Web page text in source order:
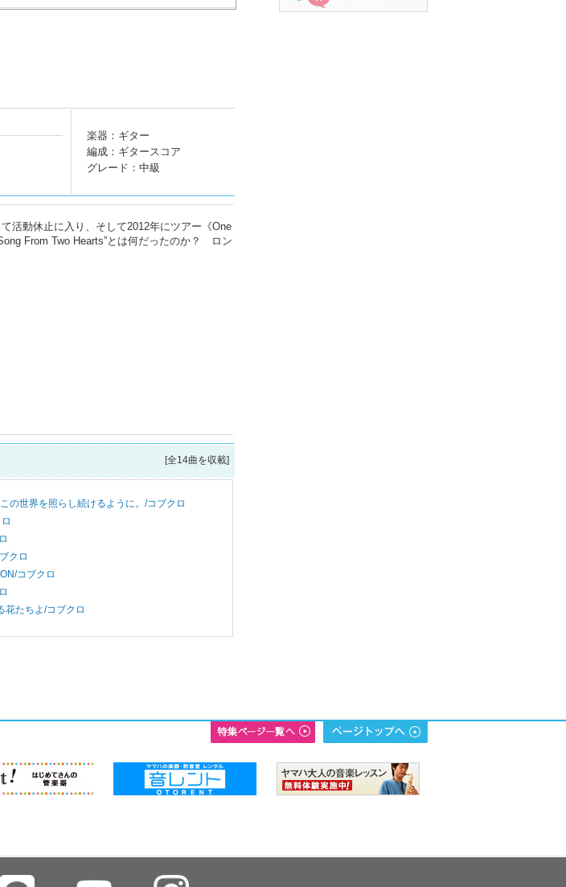
楽器：ギター
編成：ギタースコア
グレード：中級
活動休止に入り、そして2012年にツアー《One
From Two Hearts”とは何だったのか？ ロン
[全14曲を収載]
の世界を照らし続けるように。/コブクロ
クロ
コブクロ
花たちよ/コブクロ